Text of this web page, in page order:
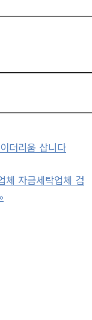
더리움 삽니다
자금세탁업체 검
»